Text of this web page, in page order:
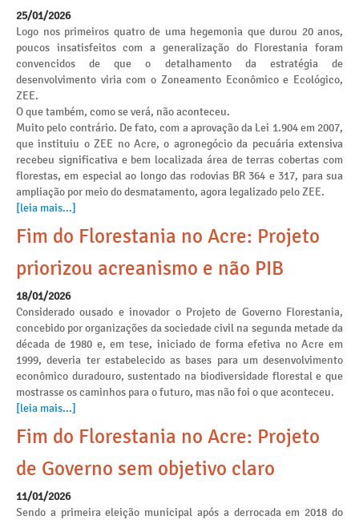
25/01/2026
Logo nos primeiros quatro de uma hegemonia que durou 20 anos,
poucos insatisfeitos com a generalização do Florestania foram
convencidos de que o detalhamento da estratégia de
desenvolvimento viria com o Zoneamento Econômico e Ecológico,
ZEE.
O que também, como se verá, não aconteceu.
Muito pelo contrário. De fato, com a aprovação da Lei 1.904 em 2007,
que instituiu o ZEE no Acre, o agronegócio da pecuária extensiva
recebeu significativa e bem localizada área de terras cobertas com
florestas, em especial ao longo das rodovias BR 364 e 317, para sua
ampliação por meio do desmatamento, agora legalizado pelo ZEE.
[leia mais...]
Fim do Florestania no Acre: Projeto
priorizou acreanismo e não PIB
18/01/2026
Considerado ousado e inovador o Projeto de Governo Florestania,
concebido por organizações da sociedade civil na segunda metade da
década de 1980 e, em tese, iniciado de forma efetiva no Acre em
1999, deveria ter estabelecido as bases para um desenvolvimento
econômico duradouro, sustentado na biodiversidade florestal e que
mostrasse os caminhos para o futuro, mas não foi o que aconteceu.
[leia mais...]
Fim do Florestania no Acre: Projeto
de Governo sem objetivo claro
11/01/2026
Sendo a primeira eleição municipal após a derrocada em 2018 do